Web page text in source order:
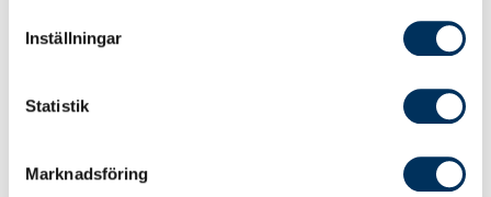
Inställningar
Statistik
Marknadsföring
Praktisk information
Paus 10.15-10.30
Paus 14.00-14.15